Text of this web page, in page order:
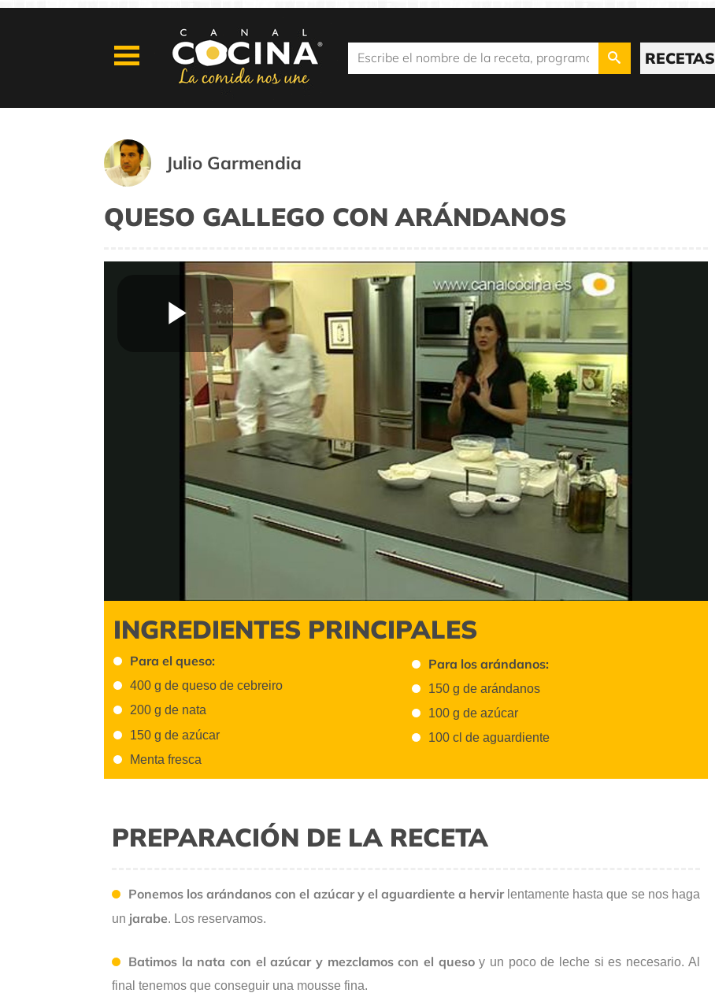
RECETAS
Julio Garmendia
QUESO GALLEGO CON ARÁNDANOS
Play
Video
INGREDIENTES PRINCIPALES
Para el queso:
400 g de queso de cebreiro
200 g de nata
150 g de azúcar
Menta fresca
Para los arándanos:
150 g de arándanos
100 g de azúcar
100 cl de aguardiente
PREPARACIÓN DE LA RECETA
Ponemos los arándanos con el azúcar y el aguardiente a hervirlentamente hasta que se nos haga
un jarabe. Los reservamos.
Batimos la nata con el azúcar y mezclamos con el quesoy un poco de leche si es necesario. Al
final tenemos que conseguir una mousse fina.